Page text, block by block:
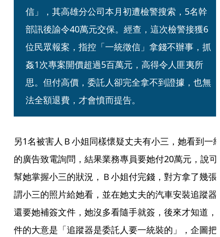
信」，其高雄分公司本月初遭檢警搜索，5名幹
部訊後諭令40萬元交保。經查，這次檢警接獲6
位民眾報案，指控「一統徵信」拿錢不辦事，抓
姦1次專案開價超過5百萬元，高得令人匪夷所
思。但付高價，委託人卻完全拿不到證據，也無
法全額退費，才會憤而提告。
另1名被害人Ｂ小姐同樣懷疑丈夫有小三，她看到一
的廣告致電詢問，結果業務專員要她付20萬元，說可
幫她掌握小三的狀況，Ｂ小姐付完錢，對方拿了幾張
謂小三的照片給她看，並在她丈夫的汽車安裝追蹤器
還要她補簽文件，她沒多看隨手就簽，後來才知道，
件的大意是「追蹤器是委託人要一統裝的」，企圖把